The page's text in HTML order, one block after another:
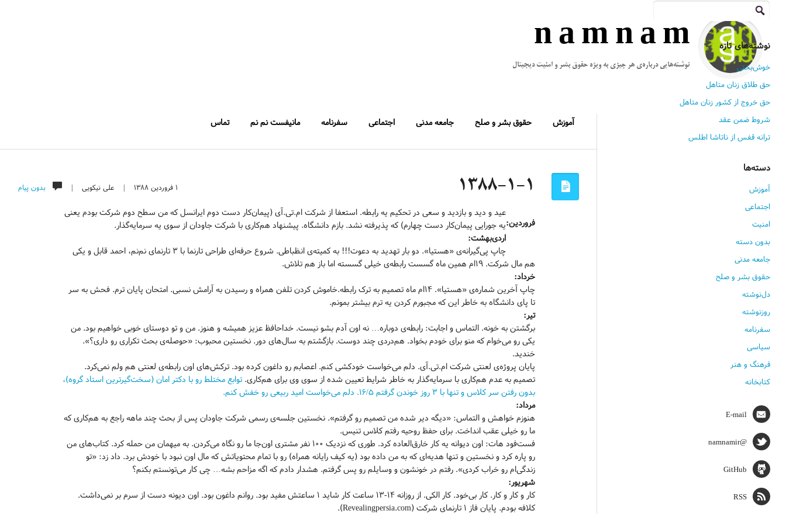
n a m n a m
نوشته‌هایی درباره‌ی هر چیزی به ویژه حقوق بشر و امنیت دیجیتال
آموزش حقوق بشر و صلح جامعه مدنی اجتماعی سفرنامه مانیفست نم نم تماس
۱ فروردین ۱۳۸۸ |علی نیکویی | بدون پیام ۱۳۸۸-۱-۱
فروردین:
عید و دید و بازدید و سعی در تحکیم یه رابطه. استعفا از شرکت ام.تی.آی (پیمان‌کار دست دوم ایرانسل که من سطح دوم شرکت بودم یعنی
یه جورایی پیمان‌کار دست چهارم) که پذیرفته نشد. بازم دانشگاه. پیشنهاد هم‌کاری با شرکت جاودان از سوی یه سرمایه‌گذار.
اردی‌بهشت:
چاپ پی‌گیرانه‌ی «هستیا». دو بار تهدید به دعوت!!! به کمیته‌ی انظباطی. شروع حرفه‌ای طراحی تارنما با ۳ تارنمای نم‌نم، احمد قابل و یکی
هم مال شرکت. ۱۹ام همین ماه گسست رابطه‌ی خیلی گسسته اما باز هم تلاش.
خرداد:
چاپ آخرین شماره‌ی «هستیا». ۱۴ام ماه تصمیم به ترک رابطه.خاموش کردن تلفن همراه و رسیدن به آرامش نسبی. امتحان پایان ترم. فحش به سر
تا پای دانشگاه به خاطر این که مجبورم کردن یه ترم بیشتر بمونم.
تیر:
برگشتن به خونه. التماس و اجابت: رابطه‌ی دوباره… نه اون آدم بشو نیست. خداحافظ عزیز همیشه و هنوز. من و تو دوستای خوبی خواهیم بود. من
یکی رو می‌خوام که منو برای خودم بخواد. هم‌دردی چند دوست. بازگشتم به سال‌های دور. نخستین محبوب: «حوصله‌ی بحث تکراری رو داری؟».
خندید.
پایان پروژه‌ی لعنتی شرکت ام.تی.آی. دلم می‌خواست خودکشی کنم. اعصابم رو داغون کرده بود. ترکش‌های اون رابطه‌ی لعنتی هم ولم نمی‌کرد.
تصمیم به عدم هم‌کاری با سرمایه‌گذار به خاطر شرایط تعیین شده از سوی وی برای هم‌کاری.توابع مختلط رو با دکتر امان (سخت‌گیرترین استاد گروه)،
بدون رفتن سر کلاس و تنها با ۳ روز خوندن گرفتم ۱۶/۵. دلم می‌خواست امید ربیعی رو خفش کنم.
مرداد:
هنوزم خواهش و التماس: «دیگه دیر شده من تصمیم رو گرفتم». نخستین جلسه‌ی رسمی شرکت جاودان پس از بحث چند ماهه راجع به هم‌کاری که
ما رو خیلی عقب انداخت. برای حفظ روحیه رفتم کلاس تنیس.
فست‌فود هات: اون دیوانه یه کار خارق‌العاده کرد. طوری که نزدیک ۱۰۰ نفر مشتری اون‌جا ما رو نگاه می‌کردن. به میهمان من حمله کرد. کتاب‌های من
رو پاره کرد و نخستین و تنها هدیه‌ای که به من داده بود (یه کیف رایانه همراه) رو با تمام محتویاتش که مال اون نبود با خودش برد. داد زد: «تو
زندگی‌ام رو خراب کردی». رفتم در خونشون و وسایلم رو پس گرفتم. هشدار دادم که اگه مزاحم بشه… چی کار می‌تونستم بکنم؟
شهریور:
کار و کار و کار. کار بی‌خود. کار الکی. از روزانه ۱۴-۱۳ ساعت کار شاید ۱ ساعتش مفید بود. روانم داغون بود. اون دیونه دست از سرم بر نمی‌داشت.
کلافه بودم. پایان فاز ۱ تارنمای شرکت (Revealingpersia.com).
جستجو
برای:
نوشته‌های تازه
خوش‌بختی
حق طلاق زنان متاهل
حق خروج از کشور زنان متاهل
شروط ضمن عقد
ترانه قفس از ناتاشا اطلس
دسته‌ها
آموزش
اجتماعی
امنیت
بدون دسته
جامعه مدنی
حقوق بشر و صلح
دل‌نوشته
روزنوشته
سفرنامه
سیاسی
فرهنگ و هنر
کتابخانه
E-mail
@namnamir
GitHub
RSS